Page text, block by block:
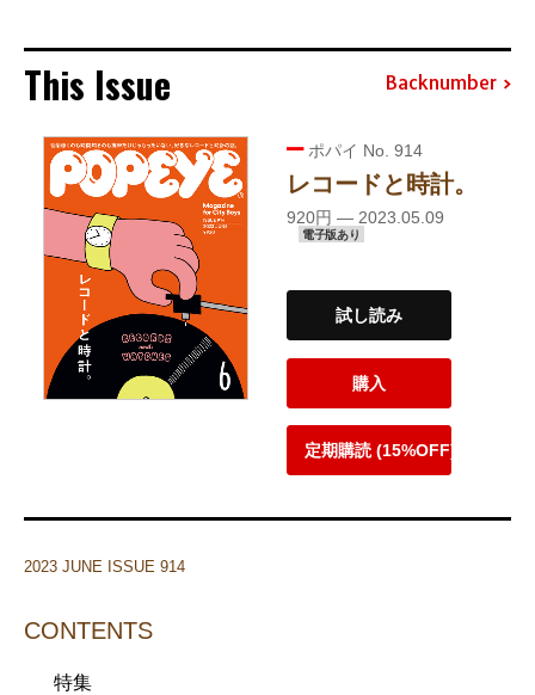
This Issue Backnumber
ポパイ No. 914
レコードと時計。
920円 — 2023.05.09
電子版あり
試し読み
購入
定期購読 (15%OFF)
2023 JUNE ISSUE 914
CONTENTS
特集